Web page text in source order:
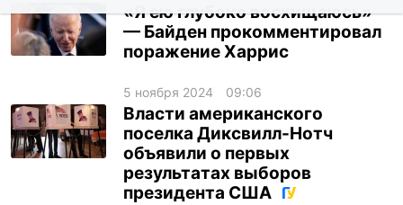
происшествия
техно
спорт
лонгриды
харьков
«Я ею глубоко восхищаюсь»
— Байден прокомментировал
поражение Харрис
5 ноября 2024 09:06
Власти американского
поселка Диксвилл-Нотч
объявили о первых
результатах выборов
президента США